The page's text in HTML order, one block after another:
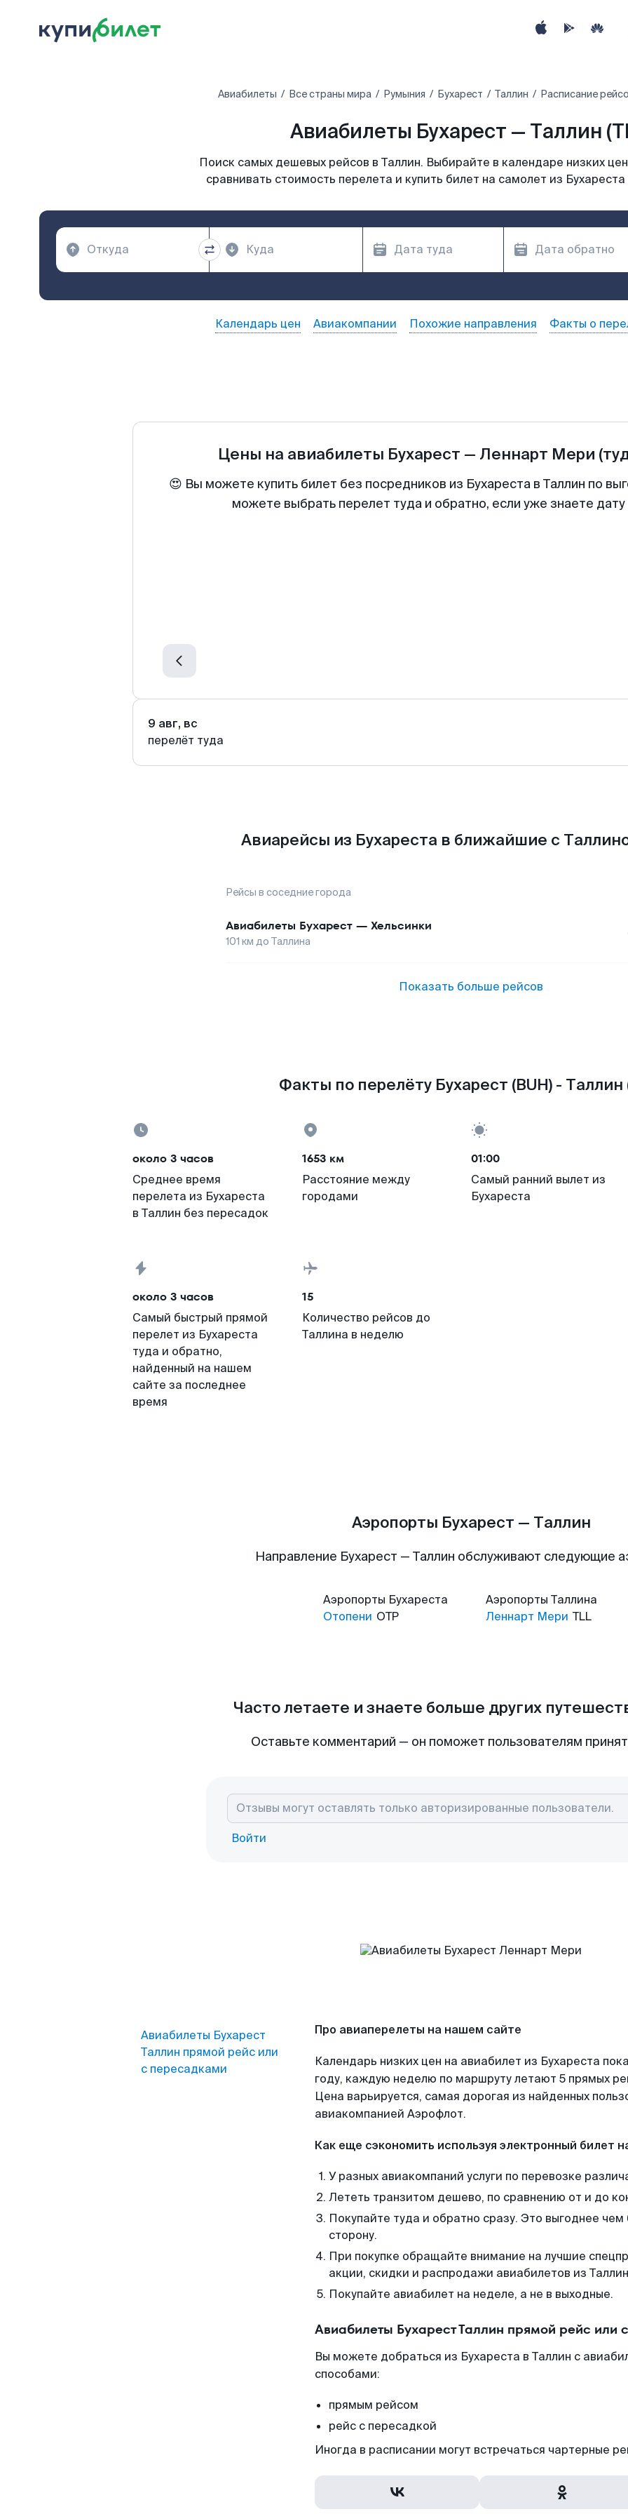
Авиабилеты Все страны мира Румыния Бухарест Таллин Расписание
Авиабилеты Бухарест — Таллин
Поиск самых дешевых рейсов в Таллин. Выбирайте в календаре низких
сравнивать стоимость перелета и купить билет на самолет из
Календарь цен Авиакомпании Похожие направления Факты о
Цены на авиабилеты Бухарест — Леннарт Мери
😍 Вы можете купить билет без посредников из Бухареста в Таллин по
можете выбрать перелет туда и обратно, если уже знаете
9 авг, вс
перелёт туда
Авиарейсы из Бухареста в ближайшие с
Рейсы в соседние города
Авиабилеты Бухарест — Хельсинки
101 км до Таллина
Показать больше рейсов
Факты по перелёту Бухарест (BUH) - Таллин
около 3 часов
Среднее время
перелета из Бухареста
в Таллин без пересадок
1653 км
Расстояние между
городами
01:00
Самый ранний вылет из
Бухареста
около 3 часов
Самый быстрый прямой
перелет из Бухареста
туда и обратно,
найденный на нашем
сайте за последнее
время
15
Количество рейсов до
Таллина в неделю
Аэропорты Бухарест — Таллин
Направление Бухарест — Таллин обслуживают следующие
Аэропорты Бухареста
Отопени OTP
Аэропорты Таллина
Леннарт Мери TLL
Часто летаете и знаете больше других
Оставьте комментарий — он поможет пользователям
Войти
Авиабилеты Бухарест
Таллин прямой рейс или
с пересадками
Про авиаперелеты на нашем сайте
Календарь низких цен на авиабилет из Бухареста
году, каждую неделю по маршруту летают 5 прямых
Цена варьируется, самая дорогая из найденных
авиакомпанией Аэрофлот.
Как еще сэкономить используя электронный билет
У разных авиакомпаний услуги по перевозке
Лететь транзитом дешево, по сравнению от и до
Покупайте туда и обратно сразу. Это выгоднее чем
сторону.
При покупке обращайте внимание на лучшие
акции, скидки и распродажи авиабилетов из
Покупайте авиабилет на неделе, а не в выходные.
Авиабилеты Бухарест Таллин прямой рейс или
Вы можете добраться из Бухареста в Таллин с
способами:
прямым рейсом
рейс с пересадкой
Иногда в расписании могут встречаться чартерные